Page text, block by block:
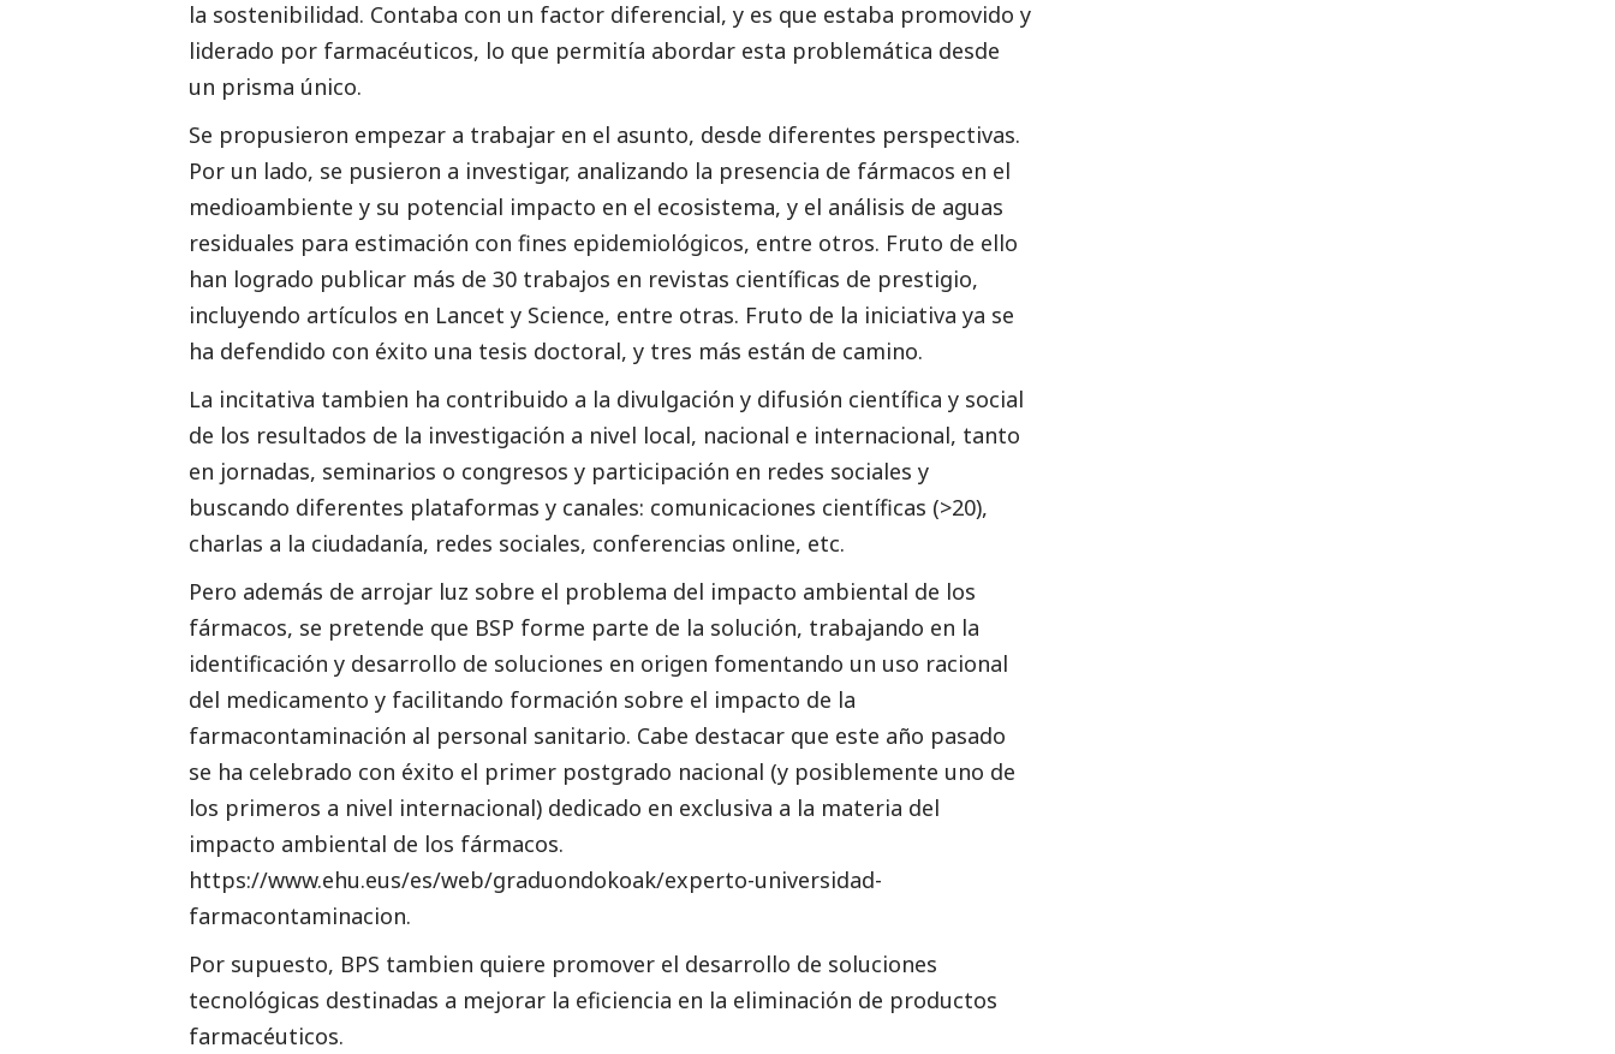
la sostenibilidad. Contaba con un factor diferencial, y es que estaba promovido y
liderado por farmacéuticos, lo que permitía abordar esta problemática desde
un prisma único.
Se propusieron empezar a trabajar en el asunto, desde diferentes perspectivas.
Por un lado, se pusieron a investigar, analizando la presencia de fármacos en el
medioambiente y su potencial impacto en el ecosistema, y el análisis de aguas
residuales para estimación con fines epidemiológicos, entre otros. Fruto de ello
han logrado publicar más de 30 trabajos en revistas científicas de prestigio,
incluyendo artículos en Lancet y Science, entre otras. Fruto de la iniciativa ya se
ha defendido con éxito una tesis doctoral, y tres más están de camino.
La incitativa tambien ha contribuido a la divulgación y difusión científica y social
de los resultados de la investigación a nivel local, nacional e internacional, tanto
en jornadas, seminarios o congresos y participación en redes sociales y
buscando diferentes plataformas y canales: comunicaciones científicas (>20),
charlas a la ciudadanía, redes sociales, conferencias online, etc.
Pero además de arrojar luz sobre el problema del impacto ambiental de los
fármacos, se pretende que BSP forme parte de la solución, trabajando en la
identificación y desarrollo de soluciones en origen fomentando un uso racional
del medicamento y facilitando formación sobre el impacto de la
farmacontaminación al personal sanitario. Cabe destacar que este año pasado
se ha celebrado con éxito el primer postgrado nacional (y posiblemente uno de
los primeros a nivel internacional) dedicado en exclusiva a la materia del
impacto ambiental de los fármacos.
https://www.ehu.eus/es/web/graduondokoak/experto-universidad-
farmacontaminacion.
Por supuesto, BPS tambien quiere promover el desarrollo de soluciones
tecnológicas destinadas a mejorar la eficiencia en la eliminación de productos
farmacéuticos.